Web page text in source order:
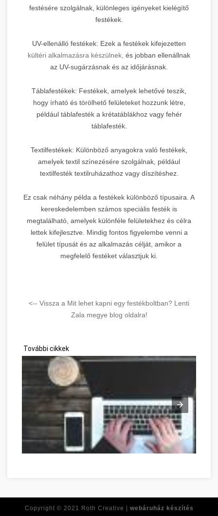
festésére szolgálnak, különleges igényeket kielégítő
festékek.
UV-ellenálló festékek: Ezek a festékek kifejezetten
kültéri alkalmazásra készülnek, és jobban ellenállnak
az UV-sugárzásnak és az időjárásnak.
Táblafestékek: Festékek, amelyek lehetővé teszik,
hogy írható és törölhető felületeket hozzunk létre,
például táblafesték a krétatáblákhoz vagy fehér
táblafesték.
Textilfestékek: Különböző anyagokra való festékek,
amelyek textil színezésére szolgálnak, például
textilfesték textilruházathoz vagy díszítéshez.
Ez csak néhány példa a festékek különböző típusaira. A
kereskedelemben számos speciális festék is
megtalálható, amelyek különféle felületekhez és célra
lettek kifejlesztve. Mindig fontos figyelembe venni a
felület típusát és az alkalmazás célját, amikor a
megfelelő festéket választjuk ki.
<-- Vissza a Mit lehet kapni egy festékboltban? Lenti
Zala megye blog oldalra!
További cikkek
Copyright © 2021 Roth Creative | webáruház készítés